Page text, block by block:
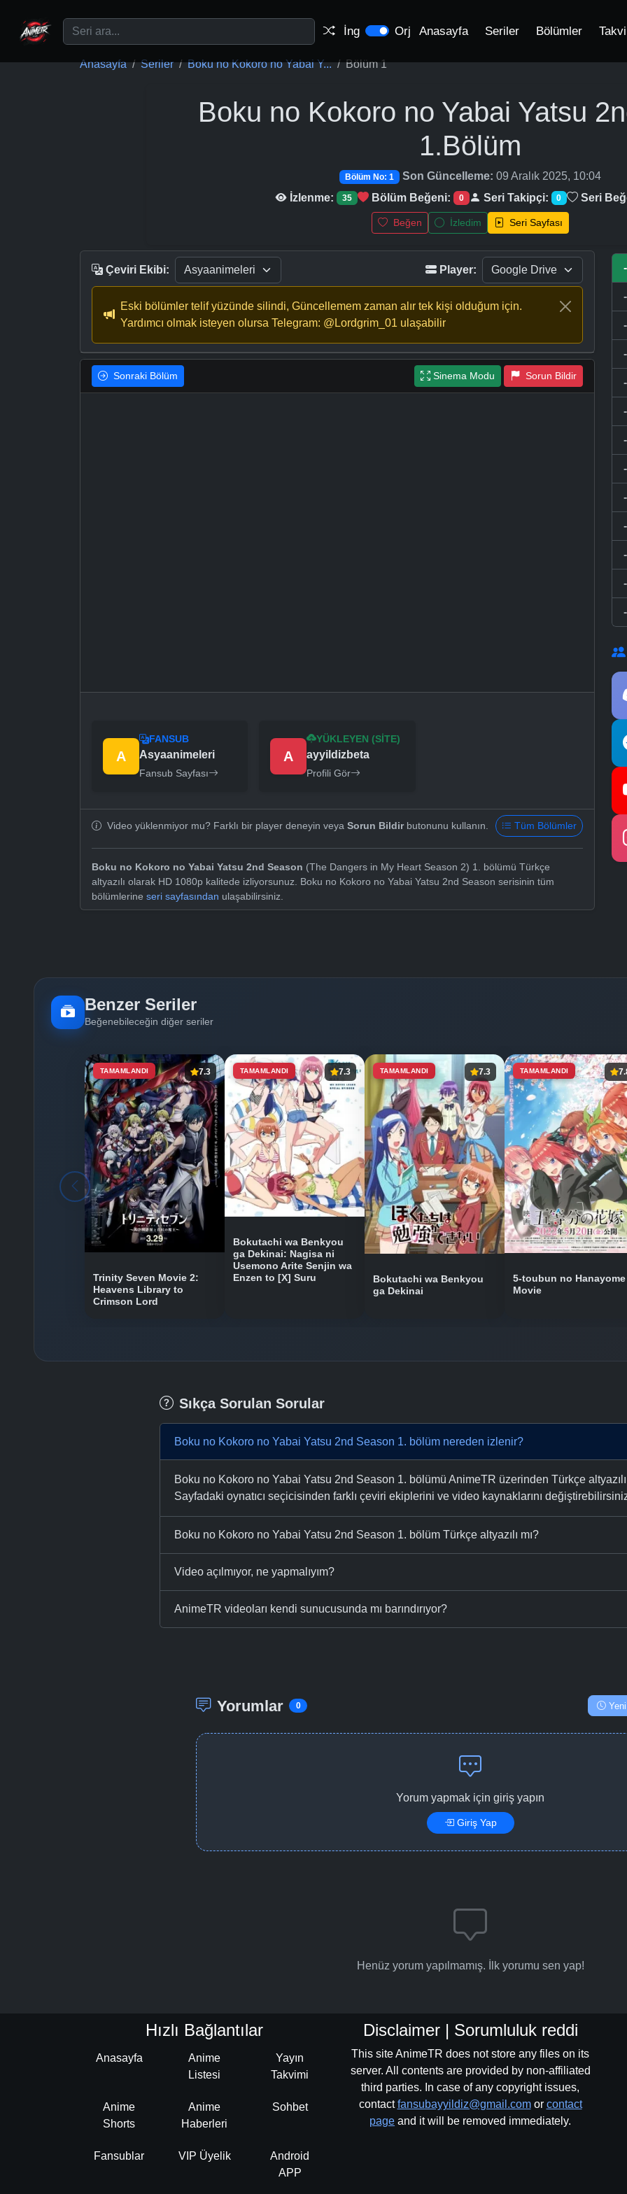
İng Orj Anasayfa Seriler Bölümler
Anasayfa Seriler Boku no Kokoro no Yabai Y... Bölüm 1
Boku no Kokoro no Yabai Yatsu
1.Bölüm
Bölüm No: 1 Son Güncelleme: 09 Aralık 2025, 10:04
İzlenme:
35 Bölüm Beğeni: 0 Seri Takipçi: 0 Seri
Beğen İzledim Seri Sayfası
Çeviri Ekibi: Player:
Eski bölümler telif yüzünde silindi, Güncellemem zaman alır tek kişi olduğum için.
Yardımcı olmak isteyen olursa Telegram: @Lordgrim_01 ulaşabilir
Sonraki Bölüm Sinema Modu Sorun Bildir
A
FANSUB
Asyaanimeleri
Fansub Sayfası
A
YÜKLEYEN (SITE)
ayyildizbeta
Profili Gör
Video yüklenmiyor mu? Farklı bir player deneyin veya Sorun Bildirbutonunu kullanın. Tüm Bölümler
Boku no Kokoro no Yabai Yatsu 2nd Season (The Dangers in My Heart Season 2) 1. bölümü Türkçe
altyazılı olarak HD 1080p kalitede izliyorsunuz. Boku no Kokoro no Yabai Yatsu 2nd Season serisinin tüm
bölümlerine seri sayfasından ulaşabilirsiniz.
Benzer Seriler
Beğenebileceğin diğer seriler
TAMAMLANDI 7.3
Trinity Seven Movie 2:
Heavens Library to
Crimson Lord
TAMAMLANDI 7.3
Bokutachi wa Benkyou
ga Dekinai: Nagisa ni
Usemono Arite Senjin wa
Enzen to [X] Suru
TAMAMLANDI 7.3
Bokutachi wa Benkyou
ga Dekinai
TAMAMLANDI
5-toubun no Hanayome
Movie
Sıkça Sorulan Sorular
Boku no Kokoro no Yabai Yatsu 2nd Season 1. bölüm nereden izlenir?
Boku no Kokoro no Yabai Yatsu 2nd Season 1. bölümü AnimeTR üzerinden Türkçe
Sayfadaki oynatıcı seçicisinden farklı çeviri ekiplerini ve video kaynaklarını
Boku no Kokoro no Yabai Yatsu 2nd Season 1. bölüm Türkçe altyazılı mı?
Video açılmıyor, ne yapmalıyım?
AnimeTR videoları kendi sunucusunda mı barındırıyor?
Yorumlar 0 Yeni
Yorum yapmak için giriş yapın
Giriş Yap
Henüz yorum yapılmamış. İlk yorumu sen yap!
Hızlı Bağlantılar
Anasayfa
Anime
Listesi
Yayın
Takvimi
Anime
Shorts
Anime
Haberleri
Sohbet
Fansublar VIP Üyelik
Android
APP
Disclaimer | Sorumluluk reddi
This site AnimeTR does not store any files on its
server. All contents are provided by non-affiliated
third parties. In case of any copyright issues,
contactfansubayyildiz@gmail.comor contact
page and it will be removed immediately.